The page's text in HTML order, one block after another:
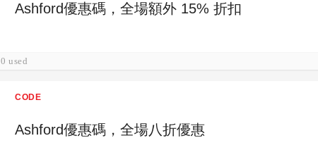
Ashford優惠碼，全場額外 15% 折扣
0 used
CODE
Ashford優惠碼，全場八折優惠